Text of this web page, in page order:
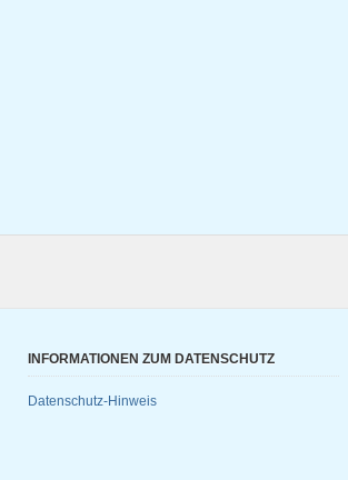
INFORMATIONEN ZUM DATENSCHUTZ
Datenschutz-Hinweis